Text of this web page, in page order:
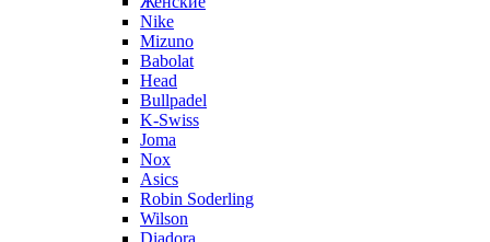
Nike
Mizuno
Babolat
Head
Bullpadel
K-Swiss
Joma
Nox
Asics
Robin Soderling
Wilson
Diadora